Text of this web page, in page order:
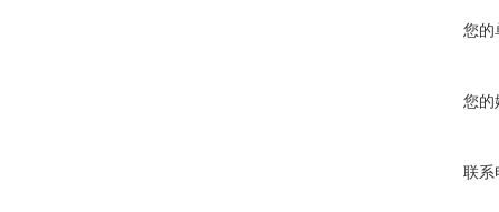
您的
您的
联系